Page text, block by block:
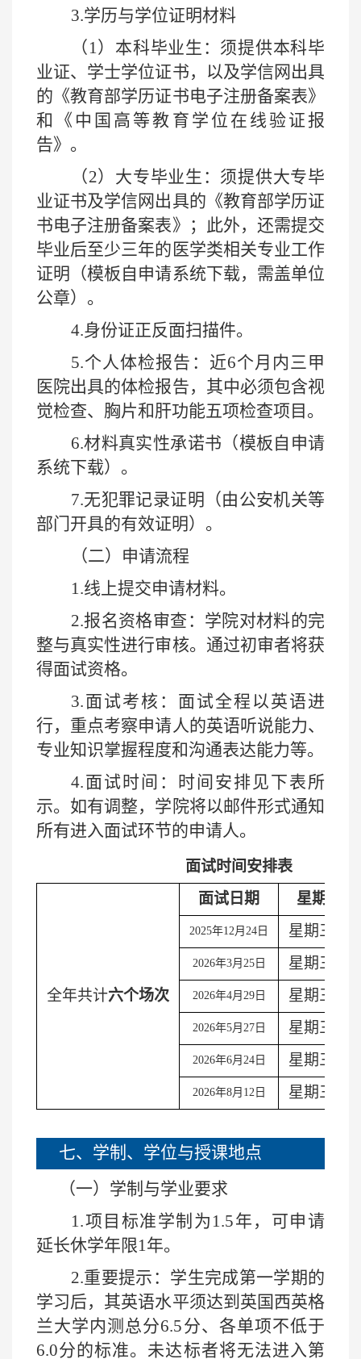
3.学历与学位证明材料
（ 1）本科毕业生：须提供本科毕
业证、学士学位证书，以及学信网出具
的《教育部学历证书电子注册备案表》
和《中国高等教育学位在线验证报
告》。
（2）大专毕业生：须提供大专毕
业证书及学信网出具的《教育部学历证
书电子注册备案表》；此外，还需提交
毕业后至少三年的医学类相关专业工作
证明（模板自申请系统下载，需盖单位
公章）。
4.身份证正反面扫描件。
5.个人体检报告：近6个月内三甲
医院出具的体检报告，其中必须包含视
觉检查、胸片和肝功能五项检查项目。
6.材料真实性承诺书（模板自申请
系统下载）。
7.无犯罪记录证明（由公安机关等
部门开具的有效证明）。
（二）申请流程
1.线上提交申请材料。
2.报名资格审查：学院对材料的完
整与真实性进行审核。通过初审者将获
得面试资格。
3.面试考核：面试全程以英语进
行，重点考察申请人的英语听说能力、
专业知识掌握程度和沟通表达能力等。
4.面试时间：时间安排见下表所
示。如有调整，学院将以邮件形式通知
所有进入面试环节的申请人。
面试时间安排表
全年共计六个场次
面试日期 星期
2025年12月 24 日 星期三
2026年3月 25日 星期三
2026年4月 29日 星期三
2026年5月 27日 星期三
2026年6月 24日 星期三
2026年8月 12日 星期三
七、学制、学位与授课地点
（一）学制与学业要求
1.项目标准学制为 1.5年，可申请
延长休学年限1年。
2.重要提示 ：学生完成第一学期的
学习后，其英语水平须达到英国西英格
兰大学内测总分6.5分、各单项不低于
6.0分的标准。未达标者将无法进入第